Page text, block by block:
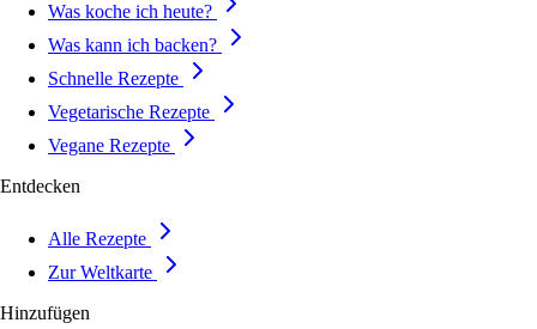
Was koche ich heute?
Was kann ich backen?
Schnelle Rezepte
Vegetarische Rezepte
Vegane Rezepte
Entdecken
Alle Rezepte
Zur Weltkarte
Hinzufügen